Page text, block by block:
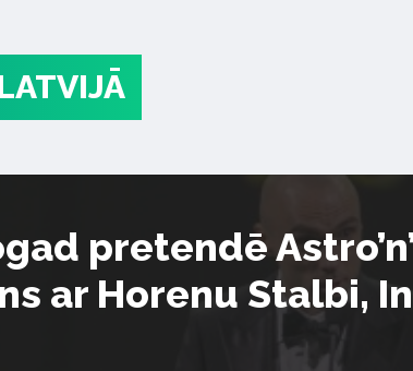
pretendē
ar Horenu Stalbi,